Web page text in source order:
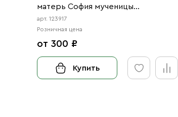
матерь София мученицы
(АРТ.00917)
арт. 123917
Розничная цена
от 300 ₽
Купить